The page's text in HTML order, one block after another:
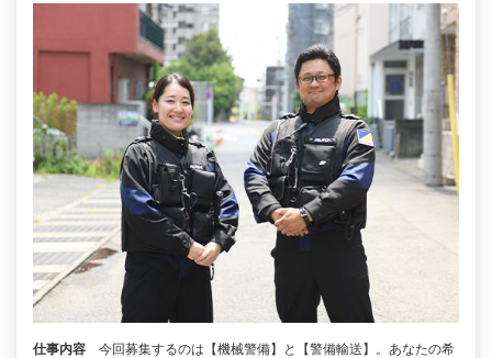
仕事内容
今回募集するのは【機械警備】と【警備輸送】。あなたの希